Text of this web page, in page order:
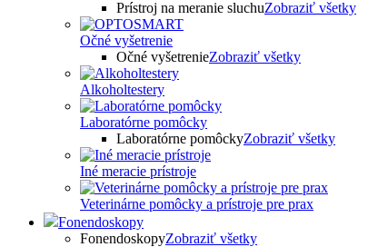
Prístroj na meranie sluchuZobraziť všetky
Očné vyšetrenie
Očné vyšetrenieZobraziť všetky
Alkoholtestery
Laboratórne pomôcky
Laboratórne pomôckyZobraziť všetky
Iné meracie prístroje
Veterinárne pomôcky a prístroje pre prax
Fonendoskopy
FonendoskopyZobraziť všetky